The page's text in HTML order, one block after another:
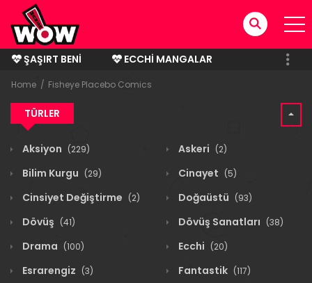
ŞAŞIRT BENI
ECCHI MANGALAR
BITMIŞ MANGALAR
Home Fisheye Placebo Comics
TÜRLER
Aksiyon (229) Askeri (2)
Bilim Kurgu (29) Cinayet (5)
Cinsiyet Değiştirme (2) Doğaüstü (93)
Dövüş (41) Dövüş Sanatları (38)
Drama (100) Ecchi (20)
Esrarengiz (3) Fantastik (117)